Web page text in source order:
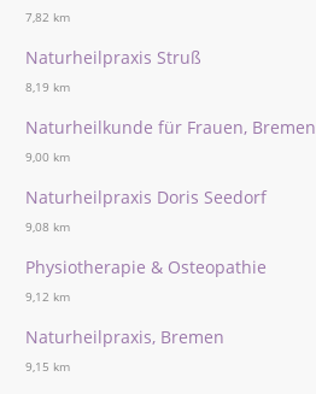
7,82 km
Naturheilpraxis Struß
8,19 km
Naturheilkunde für Frauen, Bremen
9,00 km
Naturheilpraxis Doris Seedorf
9,08 km
Physiotherapie & Osteopathie
9,12 km
Naturheilpraxis, Bremen
9,15 km